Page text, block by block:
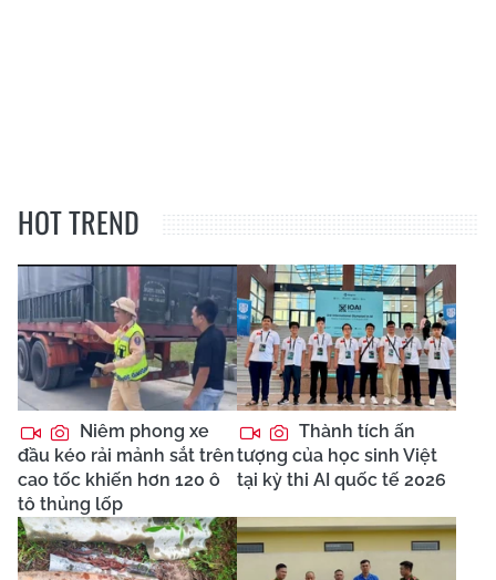
HOT TREND
Niêm phong xe
đầu kéo rải mảnh sắt trên
cao tốc khiến hơn 120 ô
tô thủng lốp
Thành tích ấn
tượng của học sinh Việt
tại kỳ thi AI quốc tế 2026